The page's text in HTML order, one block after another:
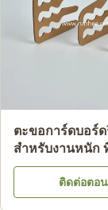
ไม้แขวนเสื้อกระ
ย่อยสลายได้ เป็น
แวดล้อม ไม้แขวน
กระดาษแข็งสำห
ติดต่อตอนนี้